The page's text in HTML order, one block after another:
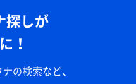
探しが
！
の検索など、